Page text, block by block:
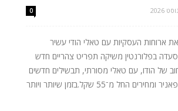
0
את ארוחות העסקיות עם טאלי הודי עשיר
בפלורנטין משיקה תפריט צהריים חדש
של הודו, עם טאלי מסורתי, תבשילים חדשים
כמו ראג'מה וקדאי פאניר ומחירים החל מ־55 שקל.בזמן שיותר ויותר